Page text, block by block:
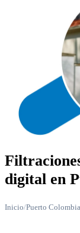
digital en
Inicio/Puerto Colombia